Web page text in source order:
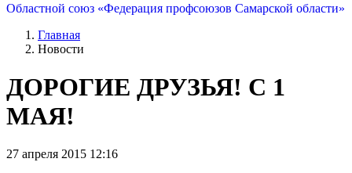
Областной союз «Федерация профсоюзов Самарской области»
Главная
Новости
ДОРОГИЕ ДРУЗЬЯ! С 1
МАЯ!
27 апреля 2015 12:16